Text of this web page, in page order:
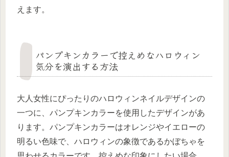
えます。
パンプキンカラーで控えめなハロウィン
気分を演出する方法
大人女性にぴったりのハロウィンネイルデザインの
一つに、パンプキンカラーを使用したデザインがあ
ります。パンプキンカラーはオレンジやイエローの
明るい色味で、ハロウィンの象徴であるかぼちゃを